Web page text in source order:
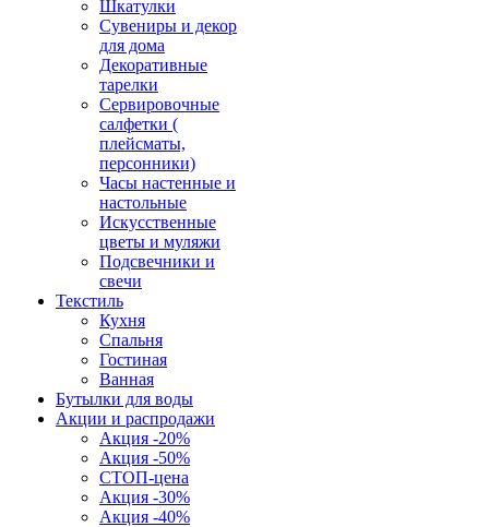
Шкатулки
Сувениры и декор
для дома
Декоративные
тарелки
Сервировочные
салфетки (
плейсматы,
персонники)
Часы настенные и
настольные
Искусственные
цветы и муляжи
Подсвечники и
свечи
Текстиль
Кухня
Спальня
Гостиная
Ванная
Бутылки для воды
Акции и распродажи
Акция -20%
Акция -50%
СТОП-цена
Акция -30%
Акция -40%